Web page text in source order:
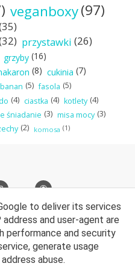
veganboxy(97)
przystawki (26)
grzyby (16)
(8) cukinia (7)
banan (5) fasola (5)
(4) ciastka (4) kotlety (4)
śniadanie (3) misa mocy (3)
(2) komosa (1)
zastrzeżone. Wsparcie
to deliver its services
and user-agent are
performance and security
generate usage
abuse.